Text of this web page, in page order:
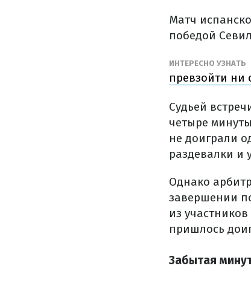
Матч
победой
ИНТЕРЕСНО УЗНАТЬ
превзойти ни
Судьей
четыре
не доиграли
раздевалки и
Однако
завершении
из
пришлось
Забытая